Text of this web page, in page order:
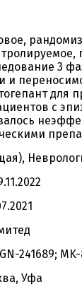
3
и
для
с
241689;
Уфа